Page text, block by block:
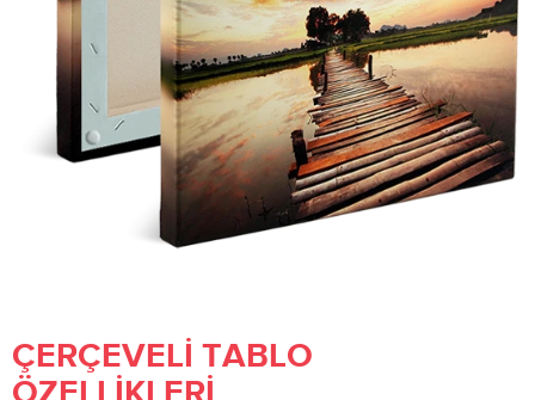
ÇERÇEVELI TABLO